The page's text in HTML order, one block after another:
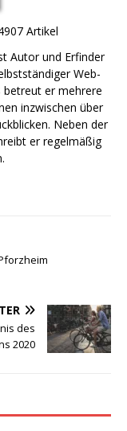
Artikel
Autor und Erfinder
Web-
betreut er mehrere
inzwischen über
Neben der
er regelmäßig
des
2020